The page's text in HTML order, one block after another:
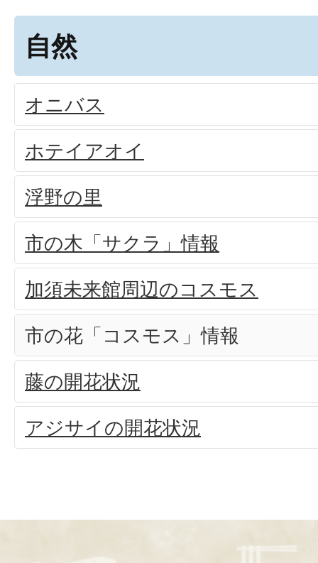
自然
オニバス
ホテイアオイ
浮野の里
市の木「サクラ」情報
加須未来館周辺のコスモス
市の花「コスモス」情報
藤の開花状況
アジサイの開花状況